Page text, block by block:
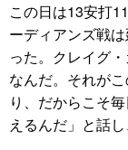
この日は13安打
ーディアンズ戦
った。クレイグ
なんだ。それが
り、だからこそ
えるんだ」と話